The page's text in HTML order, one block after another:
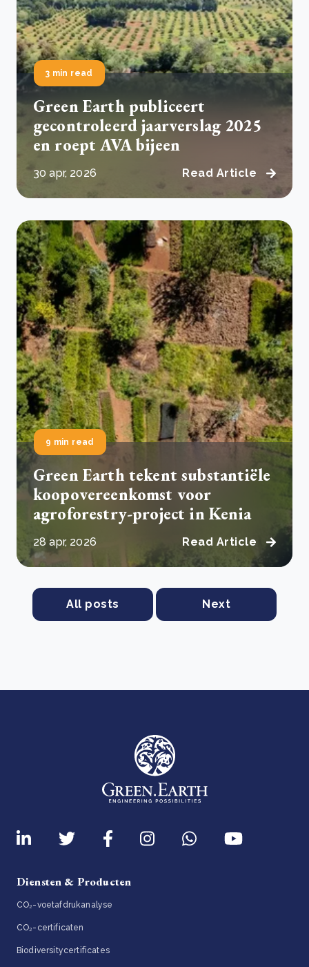
3 min read
Green Earth publiceert
gecontroleerd jaarverslag 2025
en roept AVA bijeen
30 apr, 2026 Read Article
9 min read
Green Earth tekent substantiële
koopovereenkomst voor
agroforestry-project in Kenia
28 apr, 2026 Read Article
All posts Next
Diensten & Producten
CO₂-voetafdrukanalyse
CO₂-certificaten
Biodiversitycertificates